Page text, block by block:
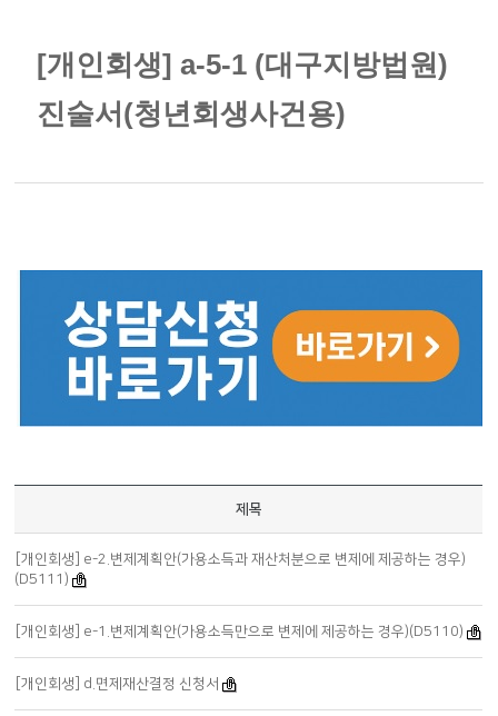
[개인회생] a-5-1 (대구지방법원)
진술서(청년회생사건용)
제목
[개인회생] e-2.변제계획안(가용소득과 재산처분으로 변제에 제공하는 경우)
(D5111)
[개인회생] e-1.변제계획안(가용소득만으로 변제에 제공하는 경우)(D5110)
[개인회생] d.면제재산결정 신청서